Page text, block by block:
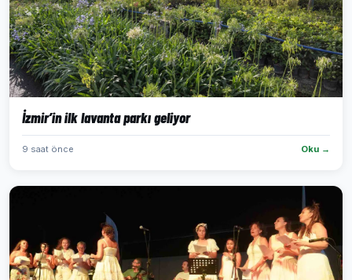
İzmir’in ilk lavanta parkı geliyor
9 saat önce Oku →